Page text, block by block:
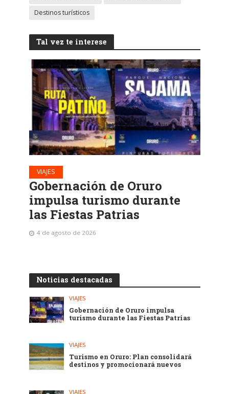
Destinos turísticos
Tal vez te interese
VIAJES
Gobernación de Oruro
impulsa turismo durante
las Fiestas Patrias
4 de agosto de 2026
Noticias destacadas
VIAJES
Gobernación de Oruro impulsa
turismo durante las Fiestas Patrias
VIAJES
Turismo en Oruro: Plan consolidará
destinos y promocionará nuevos
VIAJES